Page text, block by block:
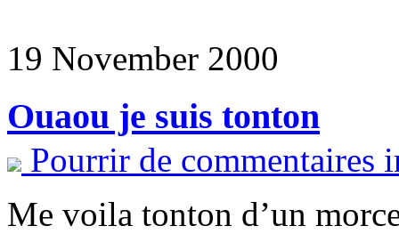
19 November 2000
Ouaou je suis tonton
Pourrir de commentaires
Me voila tonton d’un